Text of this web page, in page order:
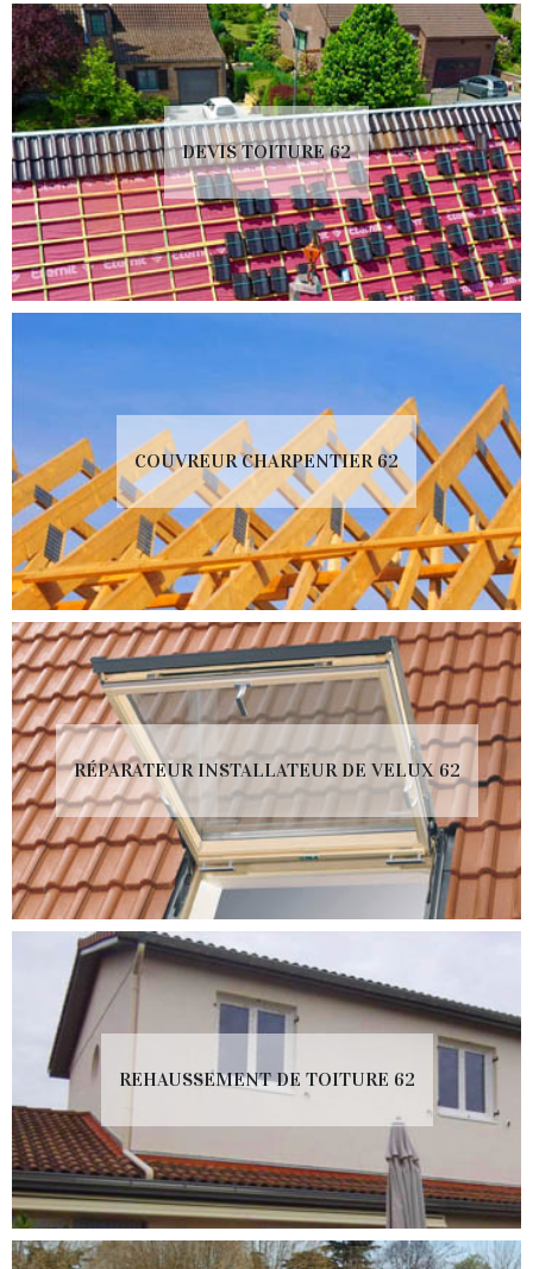
DEVIS TOITURE 62
COUVREUR CHARPENTIER 62
RÉPARATEUR INSTALLATEUR DE VELUX 62
REHAUSSEMENT DE TOITURE 62